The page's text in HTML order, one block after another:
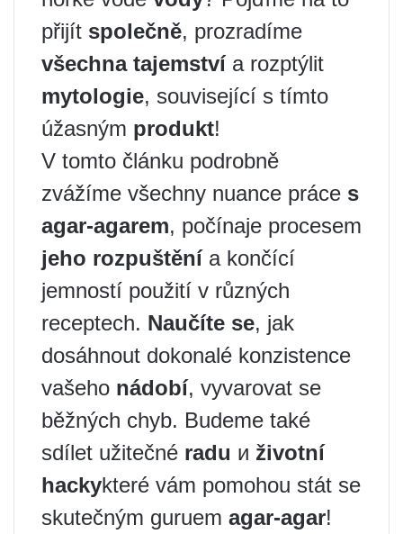
přijít společně, prozradíme
všechna tajemstvía rozptýlit
mytologie, související s tímto
úžasným produkt!
V tomto článku podrobně
zvážíme všechny nuance práce s
agar-agarem, počínaje procesem
jeho rozpuštěnía končící
jemností použití v různých
receptech. Naučíte se, jak
dosáhnout dokonalé konzistence
vašeho nádobí, vyvarovat se
běžných chyb. Budeme také
sdílet užitečné radu и životní
hackykteré vám pomohou stát se
skutečným guruem agar-agar!